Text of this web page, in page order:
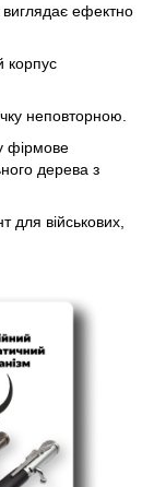
виглядає ефектно
корпус
неповторною.
фірмове
дерева з
для військових,